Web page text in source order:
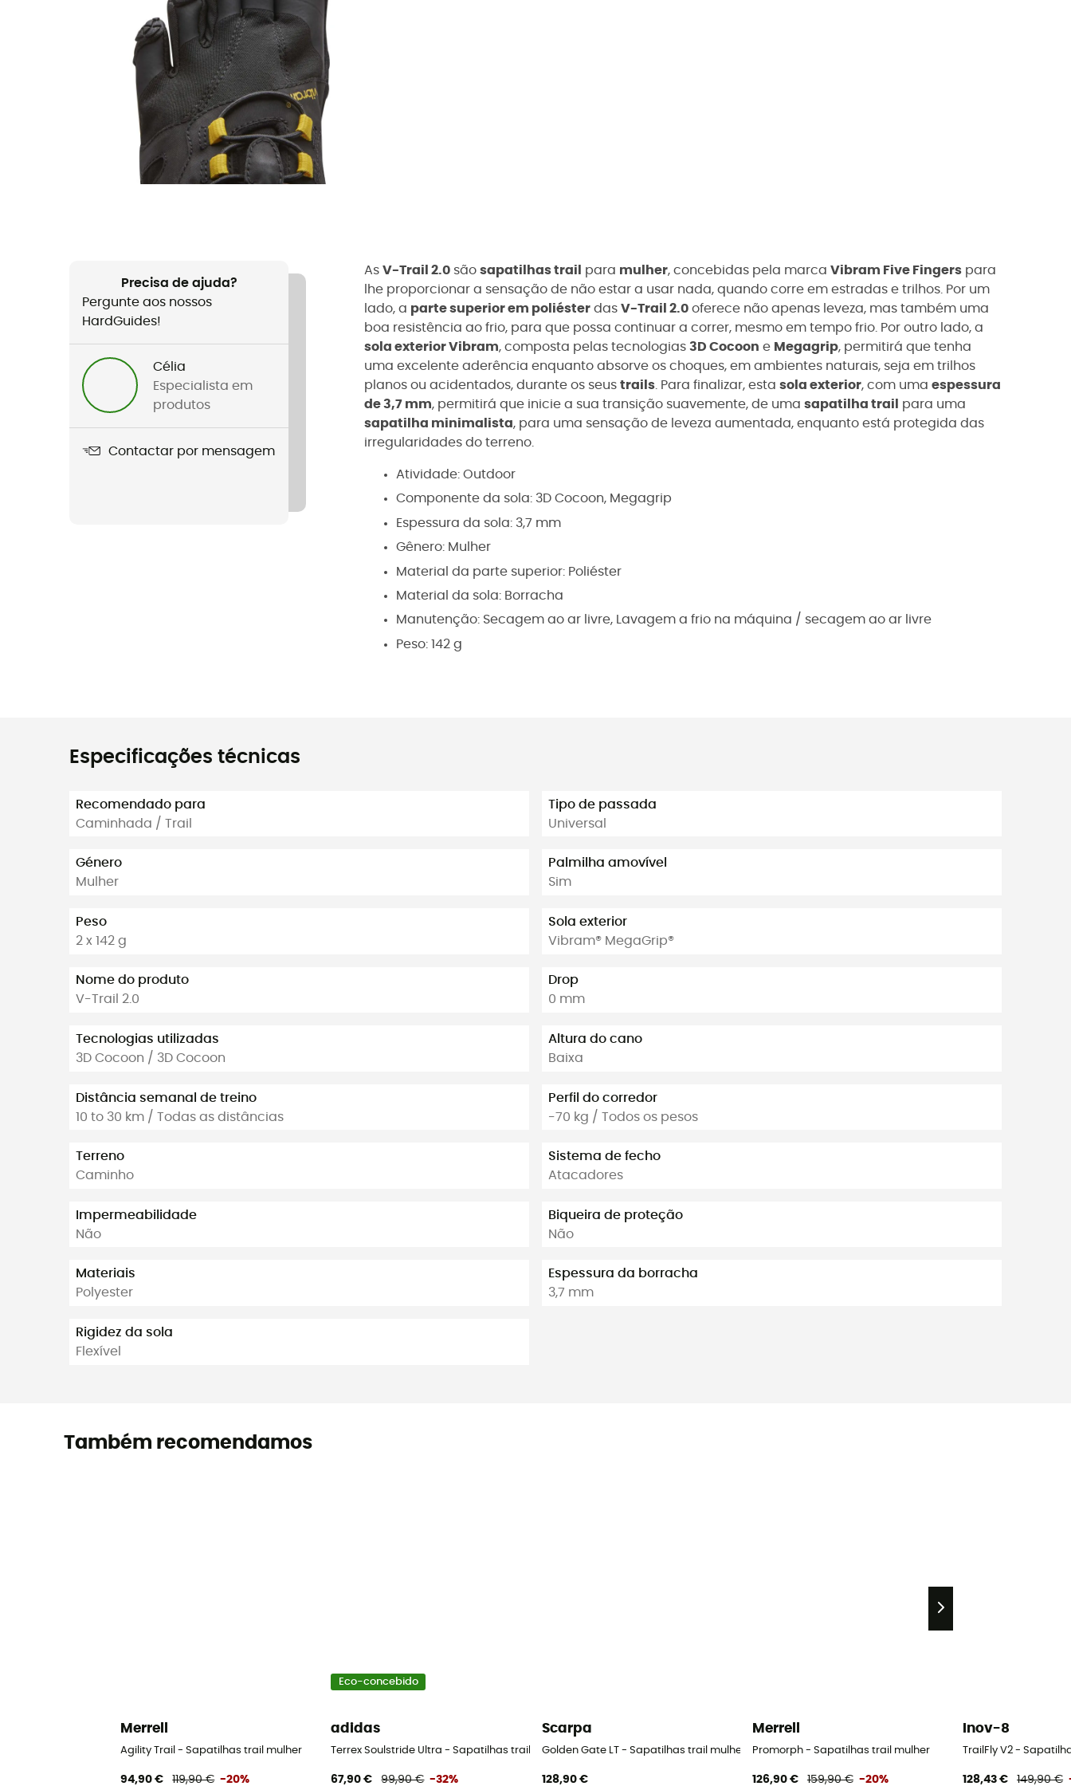
Precisa de ajuda?
Pergunte aos nossos
HardGuides!
Célia
Especialista em
produtos
Contactar por mensagem
As V-Trail 2.0 são sapatilhas trail para mulher, concebidas pela marca Vibram Five Fingers para
lhe proporcionar a sensação de não estar a usar nada, quando corre em estradas e trilhos. Por um
lado, a parte superior em poliéster das V-Trail 2.0 oferece não apenas leveza, mas também uma
boa resistência ao frio, para que possa continuar a correr, mesmo em tempo frio. Por outro lado, a
sola exterior Vibram, composta pelas tecnologias 3D Cocoon e Megagrip, permitirá que tenha
uma excelente aderência enquanto absorve os choques, em ambientes naturais, seja em trilhos
planos ou acidentados, durante os seus trails . Para finalizar, esta sola exterior, com uma espessura
de 3,7 mm, permitirá que inicie a sua transição suavemente, de uma sapatilha trail
para uma
sapatilha minimalista, para uma sensação de leveza aumentada, enquanto está protegida das
irregularidades do terreno.
Atividade: Outdoor
Componente da sola: 3D Cocoon, Megagrip
Espessura da sola: 3,7 mm
Gênero: Mulher
Material da parte superior: Poliéster
Material da sola: Borracha
Manutenção: Secagem ao ar livre, Lavagem a frio na máquina / secagem ao ar livre
Peso: 142 g
Especificações técnicas
Recomendado para
Caminhada / Trail
Género
Mulher
Peso
2 x 142 g
Nome do produto
V-Trail 2.0
Tecnologias utilizadas
3D Cocoon / 3D Cocoon
Distância semanal de treino
10 to 30 km / Todas as distâncias
Terreno
Caminho
Impermeabilidade
Não
Materiais
Polyester
Rigidez da sola
Flexível
Tipo de passada
Universal
Palmilha amovível
Sim
Sola exterior
Vibram® MegaGrip®
Drop
0 mm
Altura do cano
Baixa
Perfil do corredor
-70 kg / Todos os pesos
Sistema de fecho
Atacadores
Biqueira de proteção
Não
Espessura da borracha
3,7 mm
Também recomendamos
Merrell
Agility Trail - Sapatilhas trail mulher
94,90 € 119,90 € -20%
Eco-concebido
adidas
Terrex Soulstride Ultra - Sapatilhas trail mulher
67,90 € 99,90 € -32%
Scarpa
Golden Gate LT - Sapatilhas trail mulher
128,90 €
Merrell
Promorph - Sapatilhas trail mulher
126,90 € 159,90 € -20%
Inov-8
TrailFly V2 -
128,43 € 149,90 €